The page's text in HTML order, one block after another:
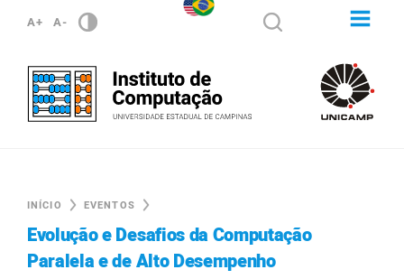
A+ A-
INÍCIO EVENTOS
Evolução e Desafios da Computação
Paralela e de Alto Desempenho